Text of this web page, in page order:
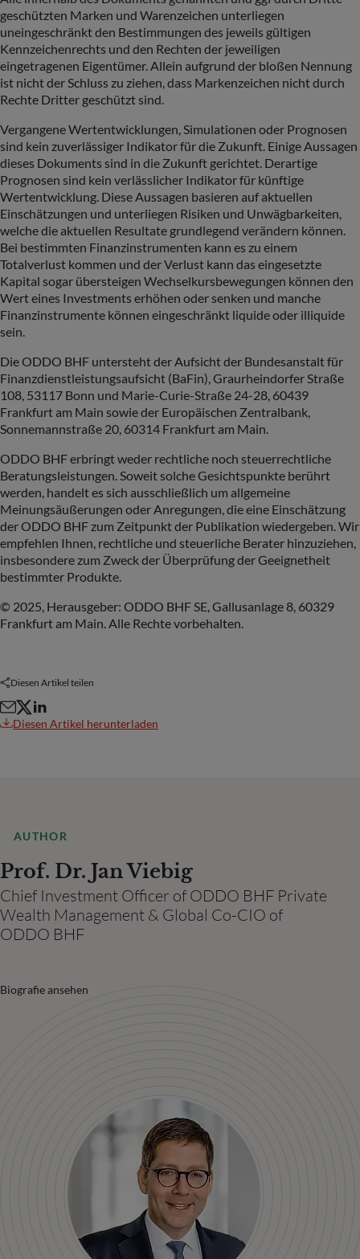
geschützten Marken und Warenzeichen unterliegen
uneingeschränkt den Bestimmungen des jeweils gültigen
Kennzeichenrechts und den Rechten der jeweiligen
eingetragenen Eigentümer. Allein aufgrund der bloßen Nennung
ist nicht der Schluss zu ziehen, dass Markenzeichen nicht durch
Rechte Dritter geschützt sind.
Vergangene Wertentwicklungen, Simulationen oder Prognosen
sind kein zuverlässiger Indikator für die Zukunft. Einige Aussagen
dieses Dokuments sind in die Zukunft gerichtet. Derartige
Prognosen sind kein verlässlicher Indikator für künftige
Wertentwicklung. Diese Aussagen basieren auf aktuellen
Einschätzungen und unterliegen Risiken und Unwägbarkeiten,
welche die aktuellen Resultate grundlegend verändern können.
Bei bestimmten Finanzinstrumenten kann es zu einem
Totalverlust kommen und der Verlust kann das eingesetzte
Kapital sogar übersteigen Wechselkursbewegungen können den
Wert eines Investments erhöhen oder senken und manche
Finanzinstrumente können eingeschränkt liquide oder illiquide
sein.
Die ODDO BHF untersteht der Aufsicht der Bundesanstalt für
Finanzdienstleistungsaufsicht (BaFin), Graurheindorfer Straße
108, 53117 Bonn und Marie-Curie-Straße 24-28, 60439
Frankfurt am Main sowie der Europäischen Zentralbank,
Sonnemannstraße 20, 60314 Frankfurt am Main.
ODDO BHF erbringt weder rechtliche noch steuerrechtliche
Beratungsleistungen. Soweit solche Gesichtspunkte berührt
werden, handelt es sich ausschließlich um allgemeine
Meinungsäußerungen oder Anregungen, die eine Einschätzung
der ODDO BHF zum Zeitpunkt der Publikation wiedergeben. Wir
empfehlen Ihnen, rechtliche und steuerliche Berater hinzuziehen,
insbesondere zum Zweck der Überprüfung der Geeignetheit
bestimmter Produkte.
© 2025, Herausgeber: ODDO BHF SE, Gallusanlage 8, 60329
Frankfurt am Main. Alle Rechte vorbehalten.
Diesen Artikel teilen
Diesen Artikel herunterladen
AUTHOR
Prof. Dr. Jan Viebig
Chief Investment Officer of ODDO BHF Private
Wealth Management & Global Co-CIO of
ODDO BHF
Biografie ansehen